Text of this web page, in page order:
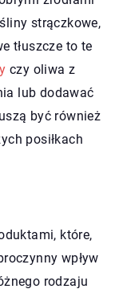
strączkowe,
tłuszcze to te
czy oliwa z
lub dodawać
być również
posiłkach
które,
wpływ
rodzaju